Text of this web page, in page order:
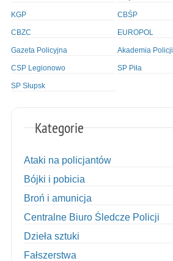
KGP CBŚP
CBZC EUROPOL
Gazeta Policyjna Akademia Policji
CSP Legionowo SP Piła
SP Słupsk
Kategorie
Ataki na policjantów
Bójki i pobicia
Broń i amunicja
Centralne Biuro Śledcze Policji
Dzieła sztuki
Fałszerstwa